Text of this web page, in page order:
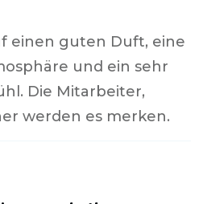
einen guten Duft, eine
und ein sehr
Die Mitarbeiter,
werden es merken.